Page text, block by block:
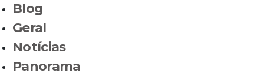
Blog
Geral
Notícias
Panorama